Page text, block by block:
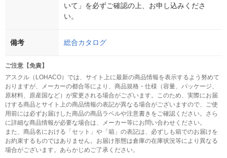
いて」を必ずご確認の上、お申し込みくださ
い。
備考 総合カタログ
ご注意【免責】
アスクル（LOHACO）では、サイト上に最新の商品情報を表示するよう努めて
おりますが、メーカーの都合等により、商品規格・仕様（容量、パッケージ、
原材料、原産国など）が変更される場合がございます。このため、実際にお届
けする商品とサイト上の商品情報の表記が異なる場合がございますので、ご使
用前には必ずお届けした商品の商品ラベルや注意書きをご確認ください。さら
に詳細な商品情報が必要な場合は、メーカー等にお問い合わせください。
また、商品名における「セット」や「箱」の表記は、必ずしも箱でのお届けを
お約束するものではありません。お届け形態は倉庫の在庫状況等により異なる
場合がございます。あらかじめご了承ください。